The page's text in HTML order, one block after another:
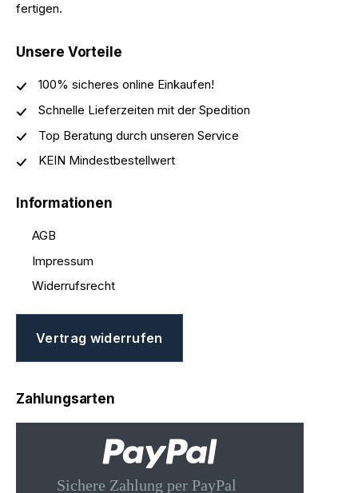
fertigen.
Unsere Vorteile
100% sicheres online Einkaufen!
Schnelle Lieferzeiten mit der Spedition
Top Beratung durch unseren Service
KEIN Mindestbestellwert
Informationen
AGB
Impressum
Widerrufsrecht
Vertrag widerrufen
Zahlungsarten